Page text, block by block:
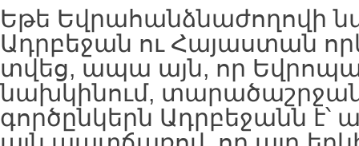
Եթե Եվրահանձնաժողովի
Ադրբեջան ու Հայաստան
տվեց, ապա այն, որ
նախկինում,
գործընկերն Ադրբեջանն է՝